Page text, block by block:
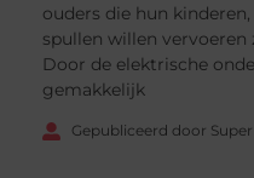
ouders die hun
spullen willen
Door de elektrische
gemakkelijk
Gepubliceerd door